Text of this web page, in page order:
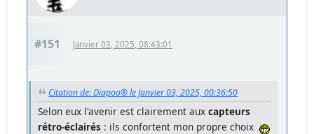
#151 Janvier 03, 2025, 08:43:01
Citation de: Diapoo® le Janvier 03, 2025, 00:36:50
Selon eux l'avenir est clairement auxcapteurs
rétro-éclairés : ils confortent mon propre choix